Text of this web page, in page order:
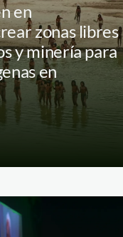
en
zonas libres
y minería para
en